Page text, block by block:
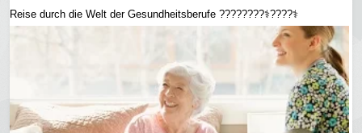
Reise durch die Welt der Gesundheitsberufe ????????‍⚕️????‍⚕️